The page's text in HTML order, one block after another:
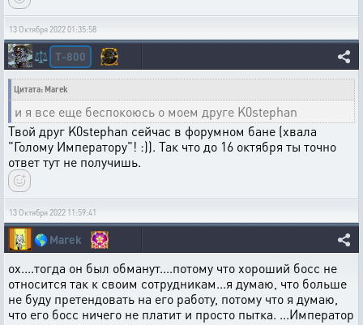
13 Октября 2022 01:35:58
⚖️ T-800
Цитата: Marek
и я все еще беспокоюсь о моем друге K0stephan
Твой друг K0stephan сейчас в форумном бане (хвала
"Голому Императору"! :)). Так что до 16 октября ты точно
ответ тут не получишь.
13 Октября 2022 11:59:41
🌎Marek
ох....тогда он был обманут....потому что хороший босс не
относится так к своим сотрудникам...я думаю, что больше
не буду претендовать на его работу, потому что я думаю,
что его босс ничего не платит и просто пытка. ...Император